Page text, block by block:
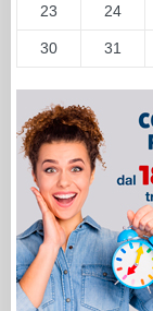
23 24
30 31